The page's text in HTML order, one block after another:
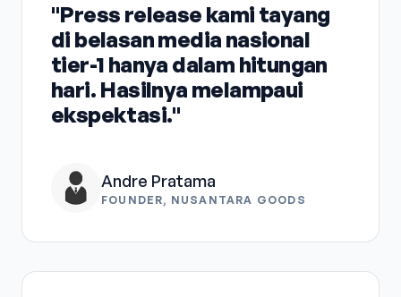
"Press release kami tayang
di belasan media nasional
tier-1 hanya dalam hitungan
hari. Hasilnya melampaui
ekspektasi."
Andre Pratama
FOUNDER, NUSANTARA GOODS